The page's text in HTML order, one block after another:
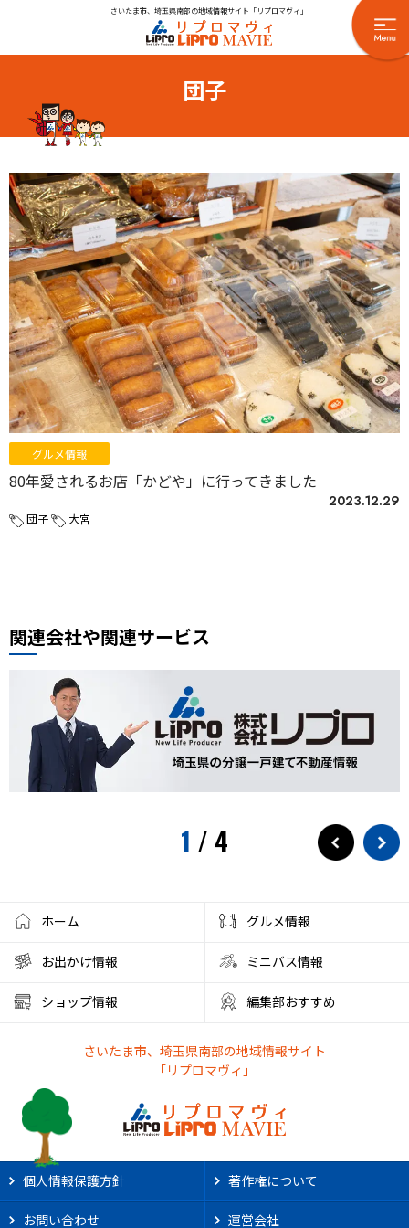
さいたま市、埼玉県南部の地域情報サイト「リプロマヴィ」
団子
グルメ情報
80年愛されるお店「かどや」に行ってきました
2023.12.29
団子 大宮
関連会社や関連サービス
1 / 4
ホーム グルメ情報
お出かけ情報 ミニバス情報
ショップ情報 編集部おすすめ
さいたま市、埼玉県南部の地域情報サイト
「リプロマヴィ」
個人情報保護方針 著作権について
お問い合わせ 運営会社